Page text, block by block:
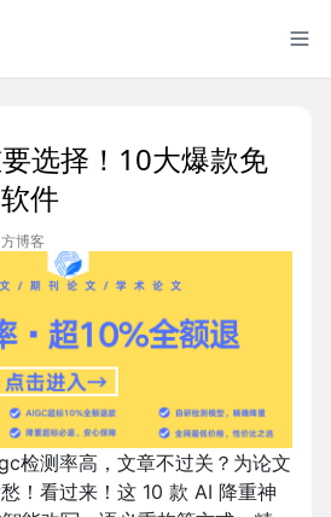
选择！10大爆款免
件
博客
检测率高，文章不过关？为论文
！看过来！这 10 款 AI 降重神